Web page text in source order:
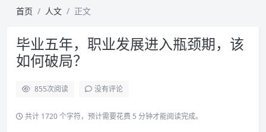
首页 人文 正文
毕业五年，职业发展进入瓶颈期，该
如何破局？
855次阅读 没有评论
共计 1720 个字符，预计需要花费 5 分钟才能阅读完成。